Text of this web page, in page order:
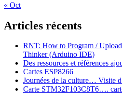
« Oct
Articles récents
RNT: How to Program /
Thinker (Arduino IDE)
Des ressources et références
Cartes ESP8266
Journées de la culture… Visite
Carte STM32F103C8T6….